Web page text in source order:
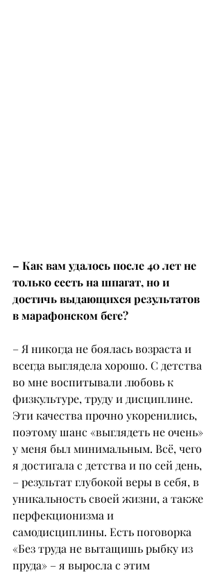
– Как вам удалось после 40 лет не
только сесть на шпагат, но и
достичь выдающихся результатов
в марафонском беге?
– Я никогда не боялась возраста и
всегда выглядела хорошо. С детства
во мне воспитывали любовь к
физкультуре, труду и дисциплине.
Эти качества прочно укоренились,
поэтому шанс «выглядеть не очень»
у меня был минимальным. Всё, чего
я достигала с детства и по сей день,
– результат глубокой веры в себя, в
уникальность своей жизни, а также
перфекционизма и
самодисциплины. Есть поговорка
«Без труда не вытащишь рыбку из
пруда» – я выросла с этим